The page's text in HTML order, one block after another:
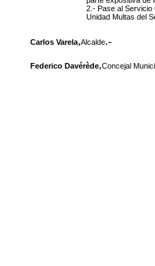
2.- Pase al Servicio
Unidad Multas del
Carlos Varela,Alcalde.-
Federico Davérède,Concejal